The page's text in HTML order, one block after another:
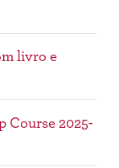
livro e
Course 2025-